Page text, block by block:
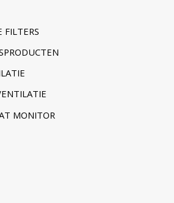
FILTERS
MONITOR